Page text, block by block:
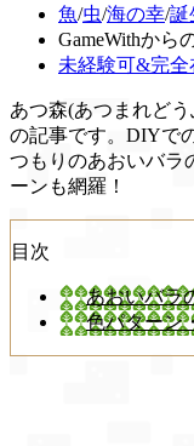
魚/虫/海の幸/誕
GameWithから
未経験可&完全
あつ森(あつまれど
の記事です。DIYで
つもりのあおいバラ
ーンも網羅！
目次
あおいバラ
色パターン